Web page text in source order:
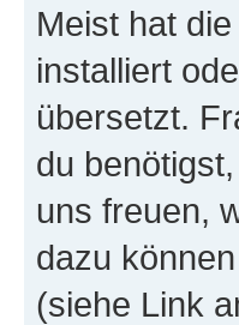
Meist hat
installiert
übersetzt.
du
uns freuen,
dazu
(siehe Link